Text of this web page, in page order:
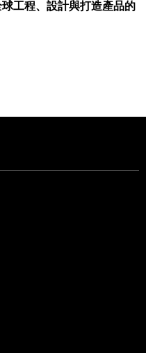
工程、設計與打造產品的